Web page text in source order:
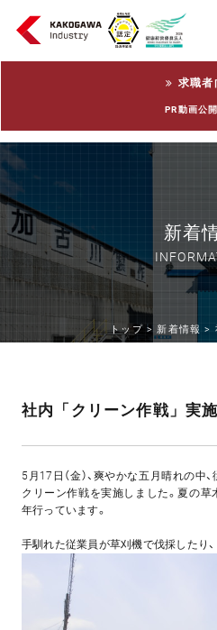
求職者
PR動画公開
新着
トップ >新着情報 >
社内「クリーン作戦」実
5月17日（金）、爽やかな五月晴れの中
クリーン作戦を実施しました。夏の
年行っています。
手馴れた従業員が草刈機で伐採したり、